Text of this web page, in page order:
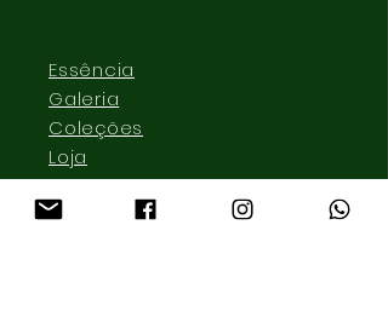
Essência
Galeria
Coleções
Loja
Contato